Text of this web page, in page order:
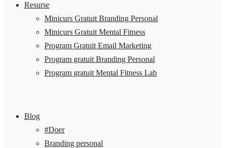
Resurse
Minicurs Gratuit Branding Personal
Minicurs Gratuit Mental Fitness
Program Gratuit Email Marketing
Program gratuit Branding Personal
Program gratuit Mental Fitness Lab
Blog
#Doer
Branding personal